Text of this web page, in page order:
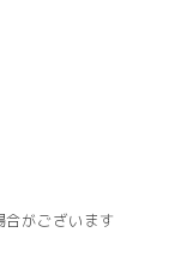
合がございます